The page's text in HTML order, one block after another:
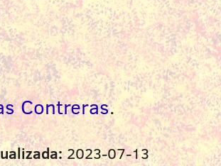
Contreras.
2023-07-13